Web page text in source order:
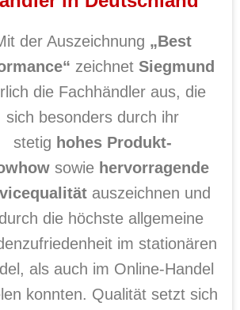
der Auszeichnung „Best
zeichnet Siegmund
die Fachhändler aus, die
sich besonders durch ihr
stetig hohes Produkt-
sowie hervorragende
auszeichnen und
die höchste allgemeine
im stationären
als auch im Online-Handel
konnten. Qualität setzt sich